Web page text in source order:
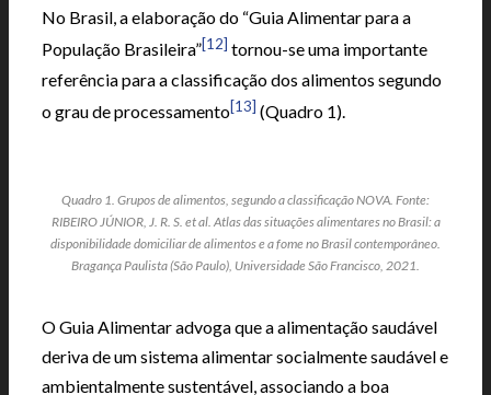
No Brasil, a elaboração do “Guia Alimentar para a
População Brasileira”[12] tornou-se uma importante
referência para a classificação dos alimentos segundo
o grau de processamento[13] (Quadro 1).
Quadro 1. Grupos de alimentos, segundo a classificação NOVA. Fonte:
RIBEIRO JÚNIOR, J. R. S. et al. Atlas das situações alimentares no Brasil: a
disponibilidade domiciliar de alimentos e a fome no Brasil contemporâneo.
Bragança Paulista (São Paulo), Universidade São Francisco, 2021.
O Guia Alimentar advoga que a alimentação saudável
deriva de um sistema alimentar socialmente saudável e
ambientalmente sustentável, associando a boa